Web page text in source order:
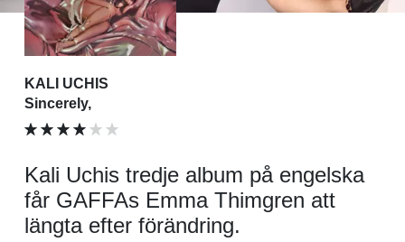
KALI UCHIS
Sincerely,
Kali Uchis tredje album på engelska
får GAFFAs Emma Thimgren att
längta efter förändring.